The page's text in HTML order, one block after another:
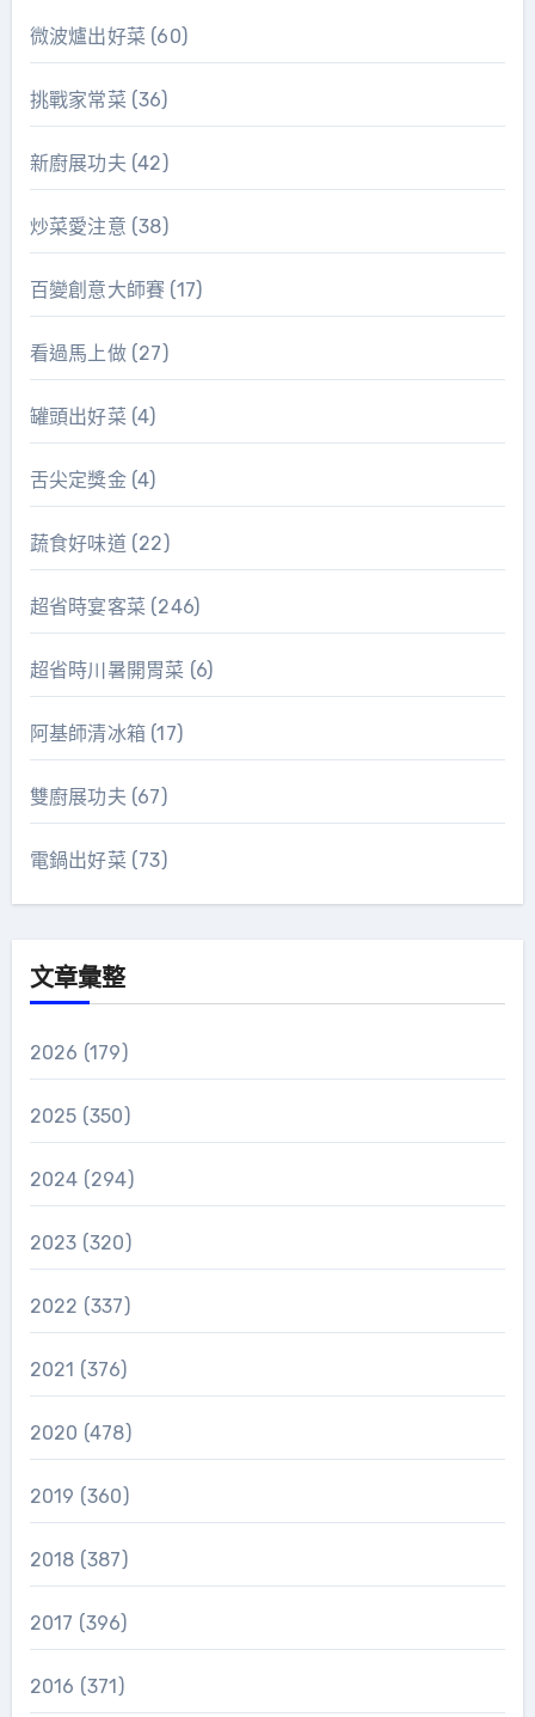
微波爐出好菜 (60)
挑戰家常菜 (36)
新廚展功夫 (42)
炒菜愛注意 (38)
百變創意大師賽 (17)
看過馬上做(27)
罐頭出好菜 (4)
舌尖定獎金(4)
蔬食好味道 (22)
超省時宴客菜 (246)
超省時川暑開胃菜 (6)
阿基師清冰箱(17)
雙廚展功夫 (67)
電鍋出好菜 (73)
文章彙整
2026 (179)
2025 (350)
2024 (294)
2023 (320)
2022 (337)
2021 (376)
2020 (478)
2019 (360)
2018 (387)
2017 (396)
2016 (371)